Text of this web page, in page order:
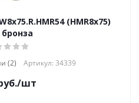
(HMR8x75)
бронза
(2) Артикул: 34339
/шт